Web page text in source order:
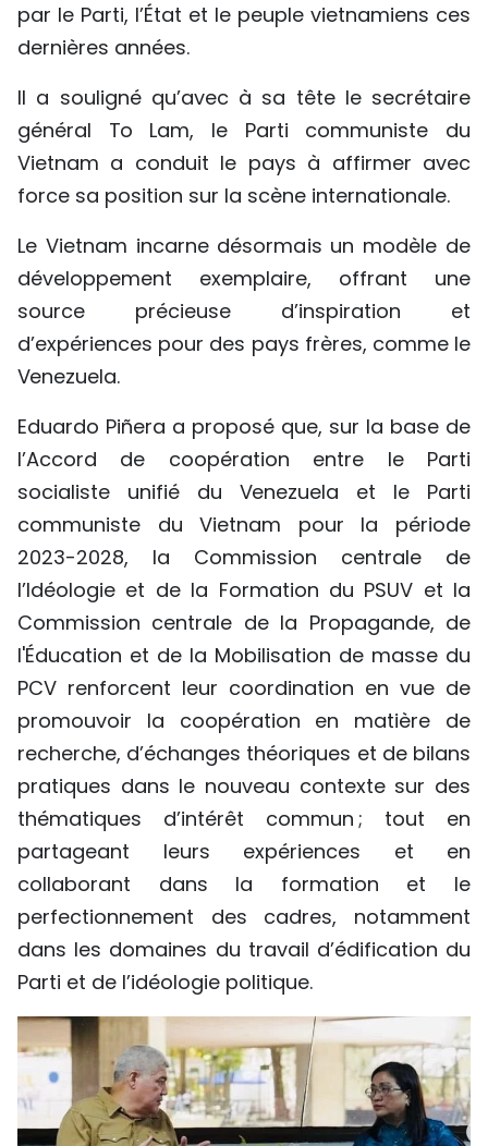
par le Parti, l’État et le peuple vietnamiens ces
dernières années.
Il a souligné qu’avec à sa tête le secrétaire
général To Lam, le Parti communiste du
Vietnam a conduit le pays à affirmer avec
force sa position sur la scène internationale.
Le Vietnam incarne désormais un modèle de
développement exemplaire, offrant une
source précieuse d’inspiration et
d’expériences pour des pays frères, comme le
Venezuela.
Eduardo Piñera a proposé que, sur la base de
l’Accord de coopération entre le Parti
socialiste unifié du Venezuela et le Parti
communiste du Vietnam pour la période
2023-2028, la Commission centrale de
l’Idéologie et de la Formation du PSUV et la
Commission centrale de la Propagande, de
l'Éducation et de la Mobilisation de masse du
PCV renforcent leur coordination en vue de
promouvoir la coopération en matière de
recherche, d’échanges théoriques et de bilans
pratiques dans le nouveau contexte sur des
thématiques d’intérêt commun ; tout en
partageant leurs expériences et en
collaborant dans la formation et le
perfectionnement des cadres, notamment
dans les domaines du travail d’édification du
Parti et de l’idéologie politique.